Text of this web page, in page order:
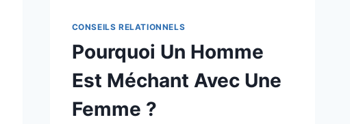
CONSEILS RELATIONNELS
Pourquoi Un Homme
Est Méchant Avec Une
Femme ?